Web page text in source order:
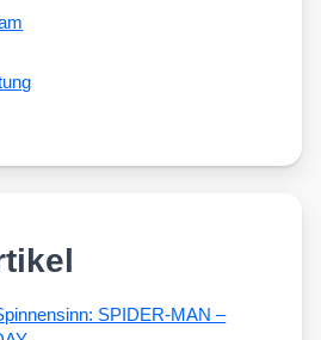
SPIDER-MAN –